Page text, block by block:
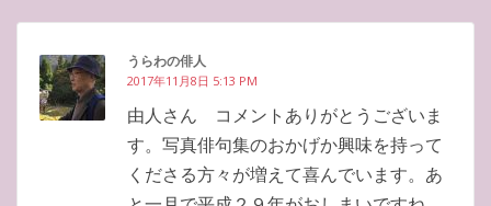
うらわの俳人
2017年11月8日 5:13 PM
由人さん コメントありがとうございま
す。写真俳句集のおかげか興味を持って
くださる方々が増えて喜んでいます。あ